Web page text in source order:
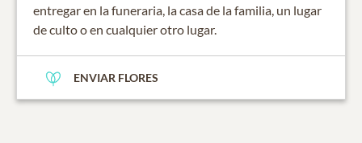
entregar en la funeraria, la casa de la familia, un lugar
de culto o en cualquier otro lugar.
ENVIAR FLORES